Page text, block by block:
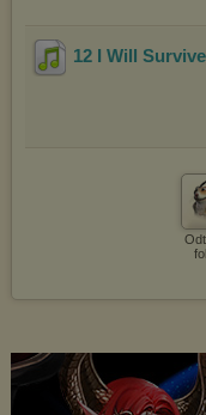
12 I Will Survive